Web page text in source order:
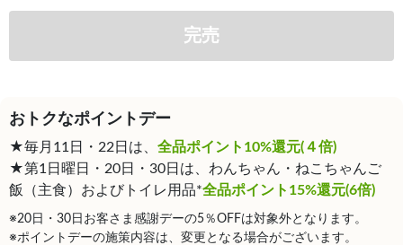
完売
おトクなポイントデー
★毎月11日・22日は、 全品ポイント10%還元(４倍)
★第1日曜日・20日・30日は、わんちゃん・ねこちゃんご
飯（主食）およびトイレ用品*全品ポイント15%還元(6倍)
※20日・30日お客さま感謝デーの5％OFFは対象外となります。
※ポイントデーの施策内容は、変更となる場合がございます。